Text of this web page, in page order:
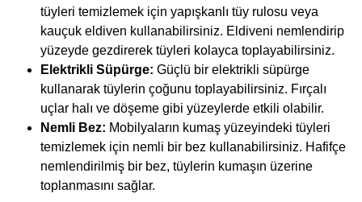
tüyleri temizlemek için yapışkanlı tüy rulosu veya
kauçuk eldiven kullanabilirsiniz. Eldiveni nemlendirip
yüzeyde gezdirerek tüyleri kolayca toplayabilirsiniz.
Elektrikli Süpürge: Güçlü bir elektrikli süpürge
kullanarak tüylerin çoğunu toplayabilirsiniz. Fırçalı
uçlar halı ve döşeme gibi yüzeylerde etkili olabilir.
Nemli Bez: Mobilyaların kumaş yüzeyindeki tüyleri
temizlemek için nemli bir bez kullanabilirsiniz. Hafifçe
nemlendirilmiş bir bez, tüylerin kumaşın üzerine
toplanmasını sağlar.